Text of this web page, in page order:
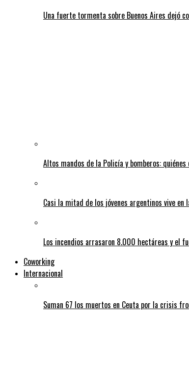
Una fuerte tormenta sobre Buenos Aires dejó
Altos mandos de la Policía y bomberos:
Casi la mitad de los jóvenes argentinos vive en
Los incendios arrasaron 8.000 hectáreas y el
Coworking
Internacional
Suman 67 los muertos en Ceuta por la crisis